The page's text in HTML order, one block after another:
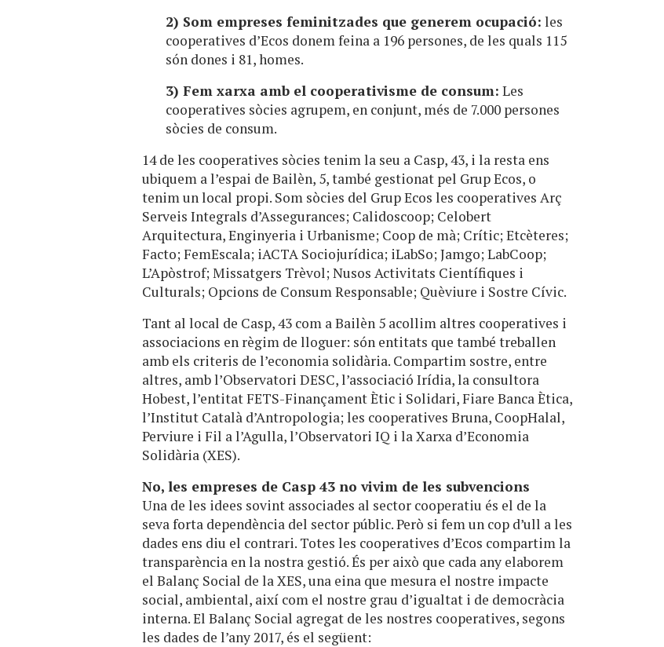
2) Som empreses feminitzades que generem ocupació: les
cooperatives d’Ecos donem feina a 196 persones, de les quals 115
són dones i 81, homes.
3) Fem xarxa amb el cooperativisme de consum: Les
cooperatives sòcies agrupem, en conjunt, més de 7.000 persones
sòcies de consum.
14 de les cooperatives sòcies tenim la seu a Casp, 43, i la resta ens
ubiquem a l’espai de Bailèn, 5, també gestionat pel Grup Ecos, o
tenim un local propi. Som sòcies del Grup Ecos les cooperatives Arç
Serveis Integrals d’Assegurances; Calidoscoop; Celobert
Arquitectura, Enginyeria i Urbanisme; Coop de mà; Crític; Etcèteres;
Facto; FemEscala; iACTA Sociojurídica; iLabSo; Jamgo; LabCoop;
L’Apòstrof; Missatgers Trèvol; Nusos Activitats Científiques i
Culturals; Opcions de Consum Responsable; Quèviure i Sostre Cívic.
Tant al local de Casp, 43 com a Bailèn 5 acollim altres cooperatives i
associacions en règim de lloguer: són entitats que també treballen
amb els criteris de l’economia solidària. Compartim sostre, entre
altres, amb l’Observatori DESC, l’associació Irídia, la consultora
Hobest, l’entitat FETS-Finançament Ètic i Solidari, Fiare Banca Ètica,
l’Institut Català d’Antropologia; les cooperatives Bruna, CoopHalal,
Perviure i Fil a l’Agulla, l’Observatori IQ i la Xarxa d’Economia
Solidària (XES).
No, les empreses de Casp 43 no vivim de les subvencions
Una de les idees sovint associades al sector cooperatiu és el de la
seva forta dependència del sector públic. Però si fem un cop d’ull a les
dades ens diu el contrari. Totes les cooperatives d’Ecos compartim la
transparència en la nostra gestió. És per això que cada any elaborem
el Balanç Social de la XES, una eina que mesura el nostre impacte
social, ambiental, així com el nostre grau d’igualtat i de democràcia
interna. El Balanç Social agregat de les nostres cooperatives, segons
les dades de l’any 2017, és el següent: